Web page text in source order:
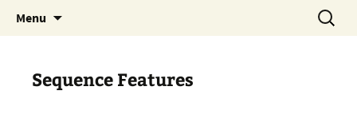
Menu
Search
for:
Sequence Features